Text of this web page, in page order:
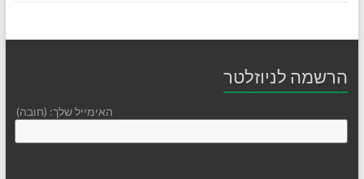
הרשמה לניוזלטר
האימייל שלך: (חובה)